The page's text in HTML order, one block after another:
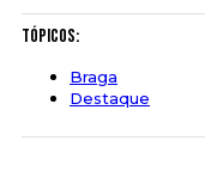
Tópicos:
Braga
Destaque